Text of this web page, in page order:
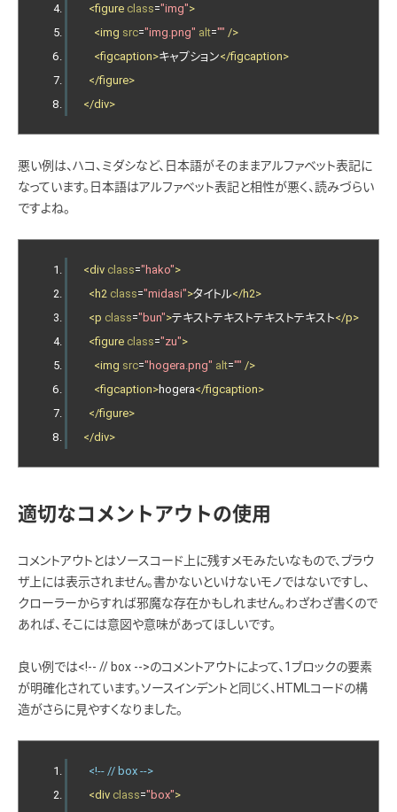
<figure class="img">
<img src="img.png" alt="" />
<figcaption>キャプション</figcaption>
</figure>
</div>
悪い例は、ハコ、ミダシなど、日本語がそのままアルファベット表記に
なっています。日本語はアルファベット表記と相性が悪く、読みづらい
ですよね。
<div class="hako">
<h2 class="midasi">タイトル</h2>
<p class="bun">テキストテキストテキストテキスト</p>
<figure class="zu">
<img src="hogera.png" alt="" />
<figcaption>hogera</figcaption>
</figure>
</div>
適切なコメントアウトの使用
コメントアウトとはソースコード上に残すメモみたいなもので、ブラウ
ザ上には表示されません。書かないといけないモノではないですし、
クローラーからすれば邪魔な存在かもしれません。わざわざ書くので
あれば、そこには意図や意味があってほしいです。
良い例では<!-- // box -->のコメントアウトによって、1ブロックの要素
が明確化されています。ソースインデントと同じく、HTMLコードの構
造がさらに見やすくなりました。
<!-- // box -->
<div class="box">